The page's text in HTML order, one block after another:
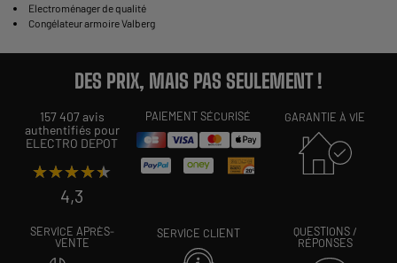
Electroménager de qualité
Congélateur armoire Valberg
DES PRIX, MAIS PAS SEULEMENT !
157 407 avis
authentifiés pour
ELECTRO DEPOT
★★★★★
★★★★★
4,3
PAIEMENT SÉCURISÉ GARANTIE À VIE
SERVICE APRÈS-
VENTE
SERVICE CLIENT
QUESTIONS /
RÉPONSES